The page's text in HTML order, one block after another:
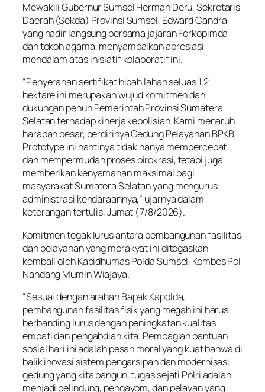
Mewakili Gubernur Sumsel Herman Deru, Sekretaris
Daerah (Sekda) Provinsi Sumsel, Edward Candra
yang hadir langsung bersama jajaran Forkopimda
dan tokoh agama, menyampaikan apresiasi
mendalam atas inisiatif kolaboratif ini.
“Penyerahan sertifikat hibah lahan seluas 1,2
hektare ini merupakan wujud komitmen dan
dukungan penuh Pemerintah Provinsi Sumatera
Selatan terhadap kinerja kepolisian. Kami menaruh
harapan besar, berdirinya Gedung Pelayanan BPKB
Prototype ini nantinya tidak hanya mempercepat
dan mempermudah proses birokrasi, tetapi juga
memberikan kenyamanan maksimal bagi
masyarakat Sumatera Selatan yang mengurus
administrasi kendaraannya,” ujarnya dalam
keterangan tertulis, Jumat (7/8/2026).
Komitmen tegak lurus antara pembangunan fasilitas
dan pelayanan yang merakyat ini ditegaskan
kembali oleh Kabidhumas Polda Sumsel, Kombes Pol
Nandang Mumin Wiajaya.
“Sesuai dengan arahan Bapak Kapolda,
pembangunan fasilitas fisik yang megah ini harus
berbanding lurus dengan peningkatan kualitas
empati dan pengabdian kita. Pembagian bantuan
sosial hari ini adalah pesan moral yang kuat bahwa di
balik inovasi sistem pengarsipan dan modernisasi
gedung yang kita bangun, tugas sejati Polri adalah
menjadi pelindung, pengayom, dan pelayan yang